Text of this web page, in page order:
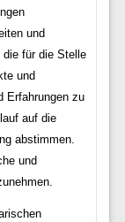
und
die für die Stelle
und
Erfahrungen zu
auf die
abstimmen.
und